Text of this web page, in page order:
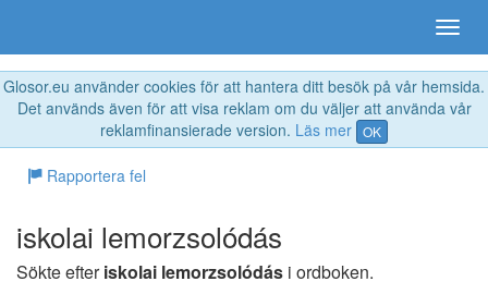
Glosor.eu använder cookies för att hantera ditt besök på vår hemsida.
Det används även för att visa reklam om du väljer att använda vår
reklamfinansierade version. Läs mer OK
Rapportera fel
iskolai lemorzsolódás
Sökte efteriskolai lemorzsolódás i ordboken.